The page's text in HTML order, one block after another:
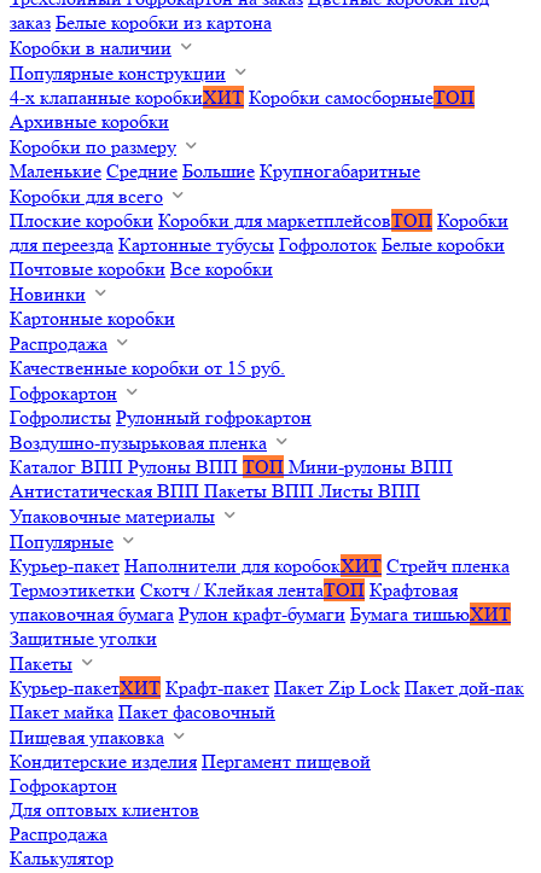
заказ Белые коробки из картона
Коробки в наличии
Популярные конструкции
4-х клапанные коробкиХИТ Коробки самосборныеТОП
Архивные коробки
Коробки по размеру
Маленькие Средние Большие Крупногабаритные
Коробки для всего
Плоские коробки Коробки для маркетплейсовТОП Коробки
для переезда Картонные тубусы Гофролоток Белые коробки
Почтовые коробки Все коробки
Новинки
Картонные коробки
Распродажа
Качественные коробки от 15 руб.
Гофрокартон
Гофролисты Рулонный гофрокартон
Воздушно-пузырьковая пленка
Каталог ВПП Рулоны ВПП ТОП Мини-рулоны ВПП
Антистатическая ВПП Пакеты ВПП Листы ВПП
Упаковочные материалы
Популярные
Курьер-пакет Наполнители для коробокХИТ Стрейч пленка
Термоэтикетки Скотч / Клейкая лентаТОП Крафтовая
упаковочная бумага Рулон крафт-бумаги Бумага тишьюХИТ
Защитные уголки
Пакеты
Курьер-пакетХИТ Крафт-пакет Пакет Zip Lock Пакет дой-пак
Пакет майка Пакет фасовочный
Пищевая упаковка
Кондитерские изделия Пергамент пищевой
Гофрокартон
Для оптовых клиентов
Распродажа
Калькулятор